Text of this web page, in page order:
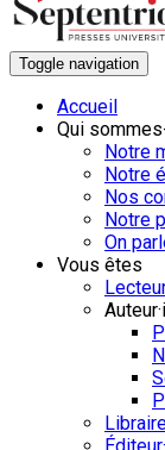
Toggle navigation
Accueil
Qui
Notre
Notre
Nos
Notre
On
Vous êtes